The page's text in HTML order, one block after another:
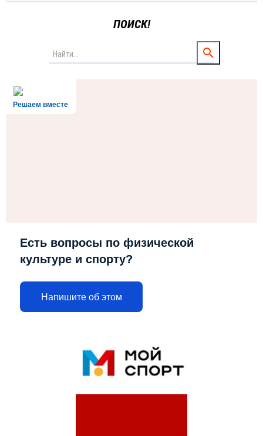
ПОИСК!
Решаем вместе
Есть вопросы по физической
культуре и спорту?
Напишите об этом